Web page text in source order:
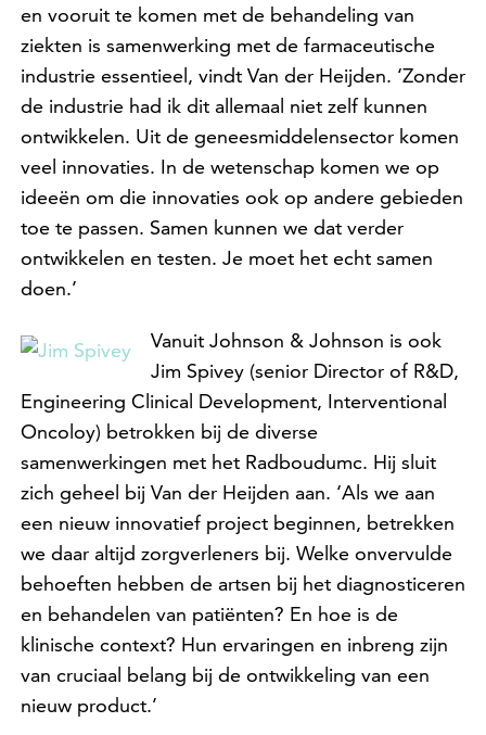
en vooruit te komen met de behandeling van
ziekten is samenwerking met de farmaceutische
industrie essentieel, vindt Van der Heijden. ‘Zonder
de industrie had ik dit allemaal niet zelf kunnen
ontwikkelen. Uit de geneesmiddelensector komen
veel innovaties. In de wetenschap komen we op
ideeën om die innovaties ook op andere gebieden
toe te passen. Samen kunnen we dat verder
ontwikkelen en testen. Je moet het echt samen
doen.’
Vanuit Johnson & Johnson is ook
Jim Spivey (senior Director of R&D,
Engineering Clinical Development, Interventional
Oncoloy) betrokken bij de diverse
samenwerkingen met het Radboudumc. Hij sluit
zich geheel bij Van der Heijden aan. ‘Als we aan
een nieuw innovatief project beginnen, betrekken
we daar altijd zorgverleners bij. Welke onvervulde
behoeften hebben de artsen bij het diagnosticeren
en behandelen van patiënten? En hoe is de
klinische context? Hun ervaringen en inbreng zijn
van cruciaal belang bij de ontwikkeling van een
nieuw product.’